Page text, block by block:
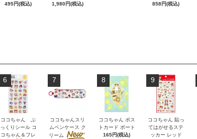
495円(税込) 1,980円(税込)
858円(税込)
6
ココちゃん ぷ
っくりシール コ
コちゃん＆フレ
7
ココちゃんスリ
ムペンケース ク
リーム
8
ココちゃん ポス
トカード ボート
165円(税込)
9
ココちゃん 貼っ
てはがせるステ
ッカー レッド